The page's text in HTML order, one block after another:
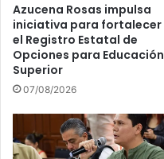
Azucena Rosas impulsa
iniciativa para fortalecer
el Registro Estatal de
Opciones para Educación
Superior
07/08/2026